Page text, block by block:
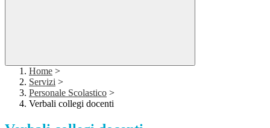
Home >
Servizi >
Personale Scolastico >
Verbali collegi docenti